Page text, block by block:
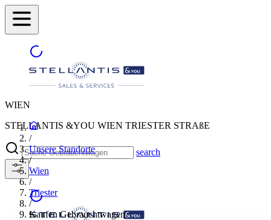
WIEN
STELLANTIS &YOU WIEN TRIESTER STRAßE
search
/
Unsere Standorte
/
Wien
/
Triester
/
Kaufen Gebrauchtwagen